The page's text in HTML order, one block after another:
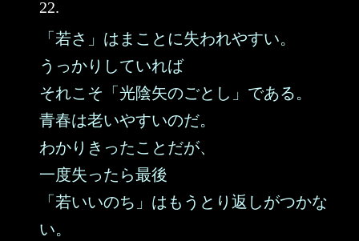
22.
「若さ」はまことに失われやすい。
うっかりしていれば
それこそ「光陰矢のごとし」である。
青春は老いやすいのだ。
わかりきったことだが、
一度失ったら最後
「若いいのち」はもうとり返しがつかな
い。